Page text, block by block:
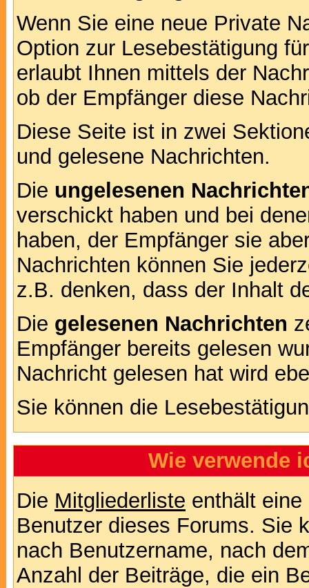
Wenn Sie eine neue Private
Option zur Lesebestätigung
erlaubt Ihnen mittels der
ob der Empfänger diese
Diese Seite ist in zwei
und gelesene Nachrichten.
Die ungelesenen
verschickt haben und bei
haben, der Empfänger sie
Nachrichten können Sie
z.B. denken, dass der Inhalt
Die gelesenen Nachrichten
Empfänger bereits gelesen
Nachricht gelesen hat wird
Sie können die
Wie verwende
Die Mitgliederliste enthält
Benutzer dieses Forums. Sie
nach Benutzername, nach
Anzahl der Beiträge, die ein